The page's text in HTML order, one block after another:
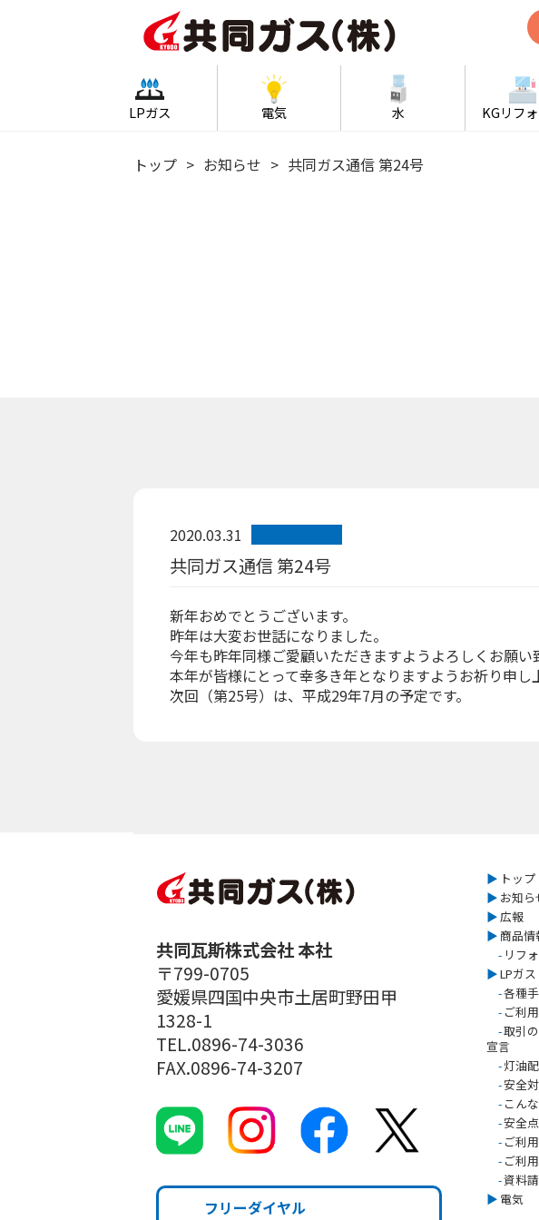
LPガス 電気 水 KGリフ
トップ お知らせ 共同ガス通信 第24号
2020.03.31
共同ガス通信 第24号
新年おめでとうございます。
昨年は大変お世話になりました。
今年も昨年同様ご愛顧いただきますようよろしくお願い
本年が皆様にとって幸多き年となりますようお祈り申し
次回（第25号）は、平成29年7月の予定です。
共同瓦斯株式会社 本社
〒799-0705
愛媛県四国中央市土居町野田甲
1328-1
TEL.0896-74-3036
FAX.0896-74-3207
フリーダイヤル
▶︎ トップ
▶︎ お知ら
▶︎広報
▶︎ 商品情
- リフ
▶︎LPガス
-各種
- ご利
-取引
宣言
-灯油
-安全
- こん
-安全
- ご利
- ご利
-資料
▶︎ 電気